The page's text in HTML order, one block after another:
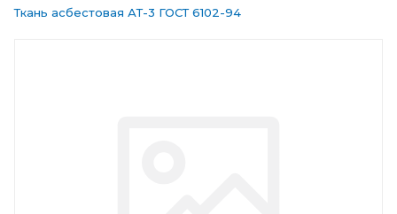
Ткань асбестовая АТ-3 ГОСТ 6102-94